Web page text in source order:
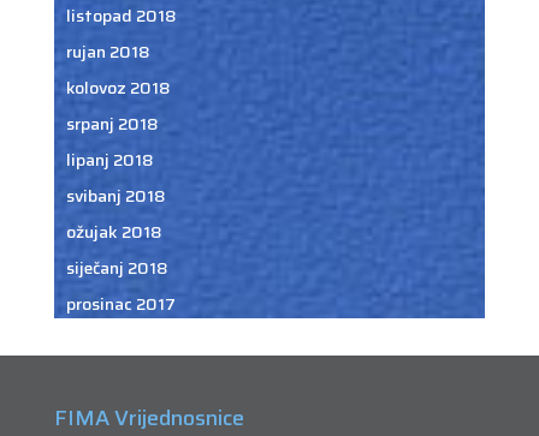
listopad 2018
rujan 2018
kolovoz 2018
srpanj 2018
lipanj 2018
svibanj 2018
ožujak 2018
siječanj 2018
prosinac 2017
FIMA Vrijednosnice